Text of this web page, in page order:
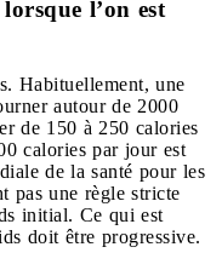
l’on est
Habituellement, une
autour de 2000
de 150 à 250 calories
calories par jour est
de la santé pour les
pas une règle stricte
initial. Ce qui est
doit être progressive.